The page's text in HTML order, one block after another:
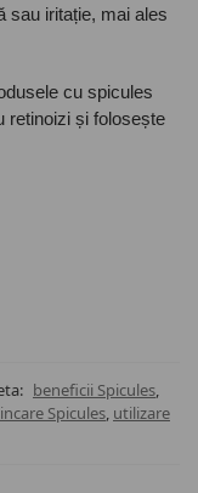
sau iritație, mai ales
cu spicules
retinoizi și folosește
beneficii Spicules,
Spicules, utilizare